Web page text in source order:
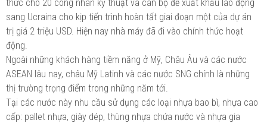
thức cho 20 công nhân kỹ thuật và cán bộ để xuất khẩu lao động
sang Ucraina cho kịp tiến trình hoàn tất giai đoạn một của dự án
trị giá 2 triệu USD. Hiện nay nhà máy đã đi vào chính thức hoạt
động.
Ngoài những khách hàng tiềm năng ở Mỹ, Châu Âu và các nước
ASEAN lâu nay, châu Mỹ Latinh và các nước SNG chính là những
thị trường trọng điểm trong những năm tới.
Tại các nước này nhu cầu sử dụng các loại nhựa bao bì, nhựa cao
cấp: pallet nhựa, giày dép, thùng nhựa chứa nước và nhựa gia